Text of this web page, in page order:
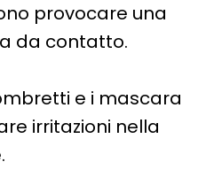
provocare una
da contatto.
e i mascara
irritazioni nella